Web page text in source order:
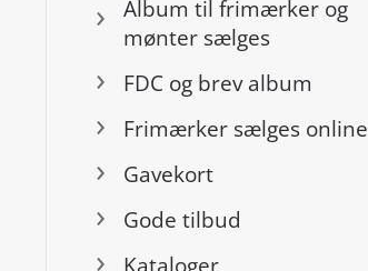
Album til frimærker og
mønter sælges
FDC og brev album
Frimærker sælges online
Gavekort
Gode tilbud